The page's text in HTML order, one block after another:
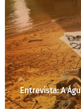
Entrevista: A